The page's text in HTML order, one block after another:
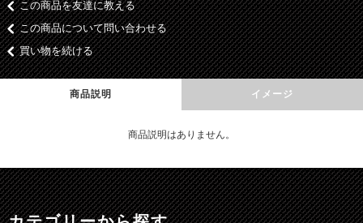
この商品を友達に教える
この商品について問い合わせる
買い物を続ける
商品説明 イメージ
商品説明はありません。